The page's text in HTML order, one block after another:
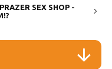
SEX SHOP -